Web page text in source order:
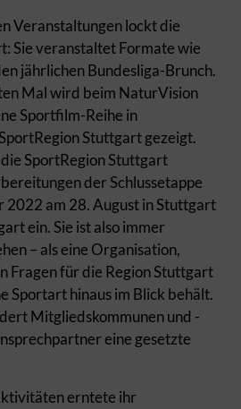
Veranstaltungen lockt die
Sie veranstaltet Formate wie
jährlichen Bundesliga-Brunch.
Mal wird beim NaturVision
Sportfilm-Reihe in
Stuttgart gezeigt.
SportRegion Stuttgart
der Schlussetappe
2022 am 28. August in Stuttgart
ein. Sie ist also immer
– als eine Organisation,
Fragen für die Region Stuttgart
Sportart hinaus im Blick behält.
Mitgliedskommunen und -
eine gesetzte
erntete ihr